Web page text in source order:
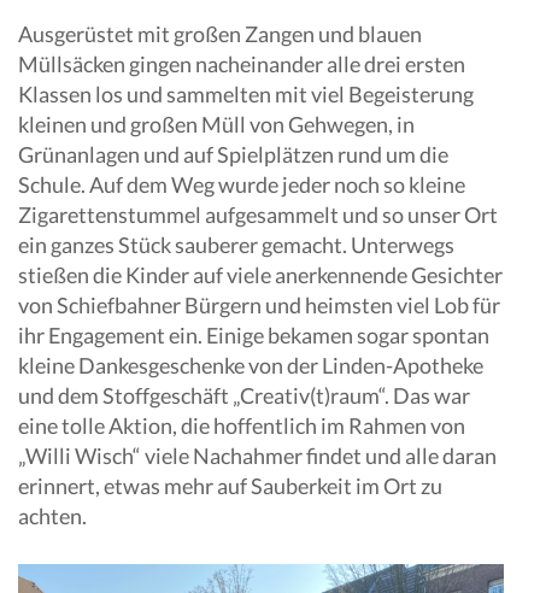
Ausgerüstet mit großen Zangen und blauen
Müllsäcken gingen nacheinander alle drei ersten
Klassen los und sammelten mit viel Begeisterung
kleinen und großen Müll von Gehwegen, in
Grünanlagen und auf Spielplätzen rund um die
Schule. Auf dem Weg wurde jeder noch so kleine
Zigarettenstummel aufgesammelt und so unser Ort
ein ganzes Stück sauberer gemacht. Unterwegs
stießen die Kinder auf viele anerkennende Gesichter
von Schiefbahner Bürgern und heimsten viel Lob für
ihr Engagement ein. Einige bekamen sogar spontan
kleine Dankesgeschenke von der Linden-Apotheke
und dem Stoffgeschäft „Creativ(t)raum“. Das war
eine tolle Aktion, die hoffentlich im Rahmen von
„Willi Wisch“ viele Nachahmer findet und alle daran
erinnert, etwas mehr auf Sauberkeit im Ort zu
achten.